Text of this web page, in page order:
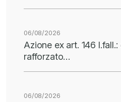
06/08/2026
Azione ex art. 146
rafforzato…
06/08/2026